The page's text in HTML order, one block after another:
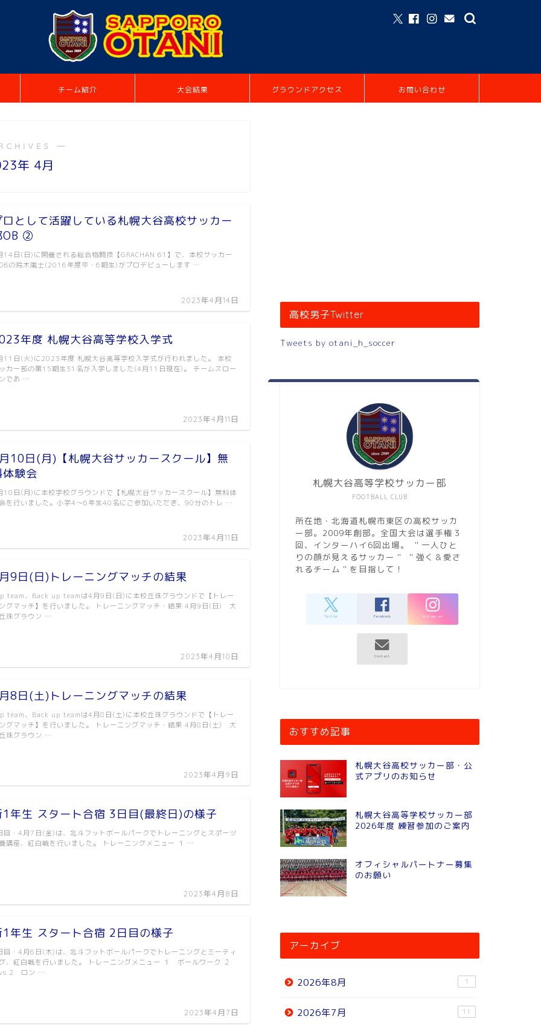
チーム紹介 大会結果 グラウンドアクセス お問い合わせ
―
年 4月
ロとして活躍している札幌大谷高校サッカー
OB ②
2023年4月14日
14日(日)に開催される総合格闘技【GRACHAN 61】で、本校サッカー
の鈴木嵐士(2016年度卒・6期生)がプロデビューします …
年度 札幌大谷高等学校入学式
2023年4月11日
11日(火)に2023年度 札幌大谷高等学校入学式が行われました。 本校
カー部の第15期生31名が入学しました(4月11日現在)。 チームスロー
であ …
10日(月)【札幌大谷サッカースクール】無
体験会
2023年4月11日
10日(月)に本校学校グラウンドで【札幌大谷サッカースクール】無料体
を行いました。小学4〜6年生40名にご参加いただき、90分のトレ …
9日(日)トレーニングマッチの結果
2023年4月10日
team、Back up teamは4月9日(日)に本校丘珠グラウンドで【トレー
グマッチ】を行いました。 トレーニングマッチ・結果 4月9日(日) 大
珠グラウン …
8日(土)トレーニングマッチの結果
2023年4月9日
team、Back up teamは4月8日(土)に本校丘珠グラウンドで【トレー
グマッチ】を行いました。 トレーニングマッチ・結果 4月8日(土) 大
珠グラウン …
1年生 スタート合宿 3日目(最終日)の様子
2023年4月8日
目・4月7日(金)は、北斗フットボールパークでトレーニングとスポーツ
講座、紅白戦を行いました。 トレーニングメニュー １ …
1年生 スタート合宿 2日目の様子
2023年4月7日
目・4月6日(木)は、北斗フットボールパークでトレーニングとミーティ
、紅白戦を行いました。 トレーニングメニュー １ ボールワーク ２
2 ロン …
高校男子Twitter
Tweets by otani_h_soccer
FOOTBALL CLUB
札幌大谷高等学校サッカー部
所在地・北海道札幌市東区の高校サッカ
ー部。2009年創部。全国大会は選手権３
回、インターハイ6回出場。 ＂一人ひと
りの顔が見えるサッカー＂ ＂強く＆愛さ
れるチーム＂を目指して！
おすすめ記事
札幌大谷高校サッカー部・公
式アプリのお知らせ
札幌大谷高等学校サッカー部
2026年度 練習参加のご案内
オフィシャルパートナー募集
のお願い
アーカイブ
2026年8月 1
2026年7月 11